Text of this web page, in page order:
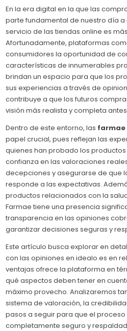
En la era digital en la que las
parte fundamental de nuestro día
servicio de las tiendas online es
Afortunadamente, plataformas
consumidores la oportunidad de
características de innumerables
brindan un espacio para que los
sus experiencias a través de
contribuye a que los futuros
visión más realista y completa
Dentro de este entorno, las farmae
papel crucial, pues reflejan las
quienes han probado los productos
confianza en las valoraciones
decepciones y asegurarse de que
responde a las expectativas.
productos relacionados con la
Farmae tiene una presencia
transparencia en las opiniones
garantizar decisiones seguras y
Este artículo busca explorar en
con las opiniones en idealo.es en
ventajas ofrece la plataforma en
qué aspectos deben tener en
máximo provecho. Analizaremos
sistema de valoración, la
pasos a seguir para que el
completamente seguro y